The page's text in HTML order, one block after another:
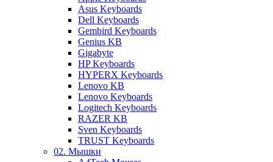
Asus Keyboards
Dell Keyboards
Gembird Keyboards
Genius KB
Gigabyte
HP Keyboards
HYPERX Keyboards
Lenovo KB
Lenovo Keyboards
Logitech Keyboards
RAZER KB
Sven Keyboards
TRUST Keyboards
02. Мышки